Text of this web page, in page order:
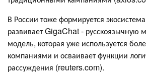
В России тоже формируется
развивает GigaChat - русскоязычную
модель, которая уже используется
компаниями и осваивает функции
рассуждения (reuters.com).